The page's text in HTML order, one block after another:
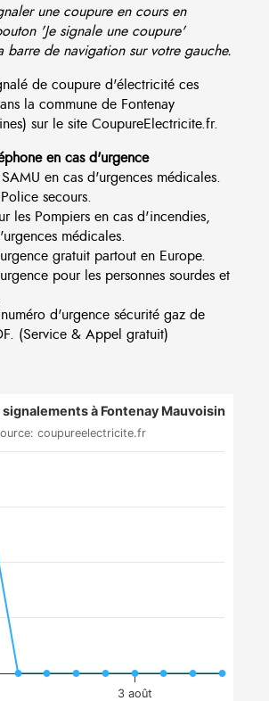
une coupure en cours en
'Je signale une coupure'
barre de navigation sur votre gauche.
de coupure d'électricité ces
la commune de Fontenay
sur le site CoupureElectricite.fr.
en cas d'urgence
en cas d'urgences médicales.
secours.
les Pompiers en cas d'incendies,
médicales.
gratuit partout en Europe.
pour les personnes sourdes et
d'urgence sécurité gaz de
(Service & Appel gratuit)
à Fontenay Mauvoisin
coupureelectricite.fr
3 août